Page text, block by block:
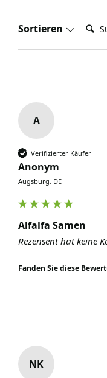
Sortieren
A
Verifizierter Käufer
Anonym
Augsburg, DE
Alfalfa Samen
Rezensent hat keine
Fanden Sie diese
NK